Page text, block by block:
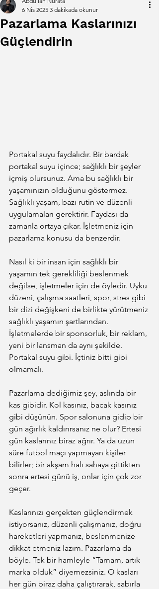
Pazarlama Kaslarınızı
Güçlendirin
6 Nis 2025 3 dakikada okunur
Portakal suyu faydalıdır. Bir bardak
portakal suyu içince; sağlıklı bir şeyler
içmiş olursunuz. Ama bu sağlıklı bir
yaşamınızın olduğunu göstermez.
Sağlıklı yaşam, bazı rutin ve düzenli
uygulamaları gerektirir. Faydası da
zamanla ortaya çıkar. İşletmeniz için
pazarlama konusu da benzerdir.
Nasıl ki bir insan için sağlıklı bir
yaşamın tek gerekliliği beslenmek
değilse, işletmeler için de öyledir. Uyku
düzeni, çalışma saatleri, spor, stres gibi
bir dizi değişkeni de birlikte yürütmeniz
sağlıklı yaşamın şartlarından.
İşletmelerde bir sponsorluk, bir reklam,
yeni bir lansman da aynı şekilde.
Portakal suyu gibi. İçtiniz bitti gibi
olmamalı.
Pazarlama dediğimiz şey, aslında bir
kas gibidir. Kol kasınız, bacak kasınız
gibi düşünün. Spor salonuna gidip bir
gün ağırlık kaldırırsanız ne olur? Ertesi
gün kaslarınız biraz ağrır. Ya da uzun
süre futbol maçı yapmayan kişiler
bilirler; bir akşam halı sahaya gittikten
sonra ertesi günü iş, onlar için çok zor
geçer.
Kaslarınızı gerçekten güçlendirmek
istiyorsanız, düzenli çalışmanız, doğru
hareketleri yapmanız, beslenmenize
dikkat etmeniz lazım. Pazarlama da
böyle. Tek bir hamleyle “Tamam, artık
marka olduk” diyemezsiniz. O kasları
her gün biraz daha çalıştırarak, sabırla